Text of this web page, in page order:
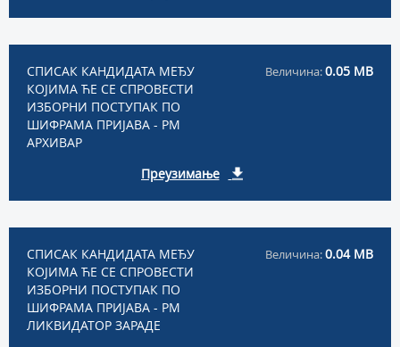
СПИСАК КАНДИДАТА МЕЂУ
КОЈИМА ЋЕ СЕ СПРОВЕСТИ
ИЗБОРНИ ПОСТУПАК ПО
ШИФРАМА ПРИЈАВА - РМ
АРХИВАР
Величина:0.05 MB
Преузимање
СПИСАК КАНДИДАТА МЕЂУ
КОЈИМА ЋЕ СЕ СПРОВЕСТИ
ИЗБОРНИ ПОСТУПАК ПО
ШИФРАМА ПРИЈАВА - РМ
ЛИКВИДАТОР ЗАРАДЕ
Величина:0.04 MB